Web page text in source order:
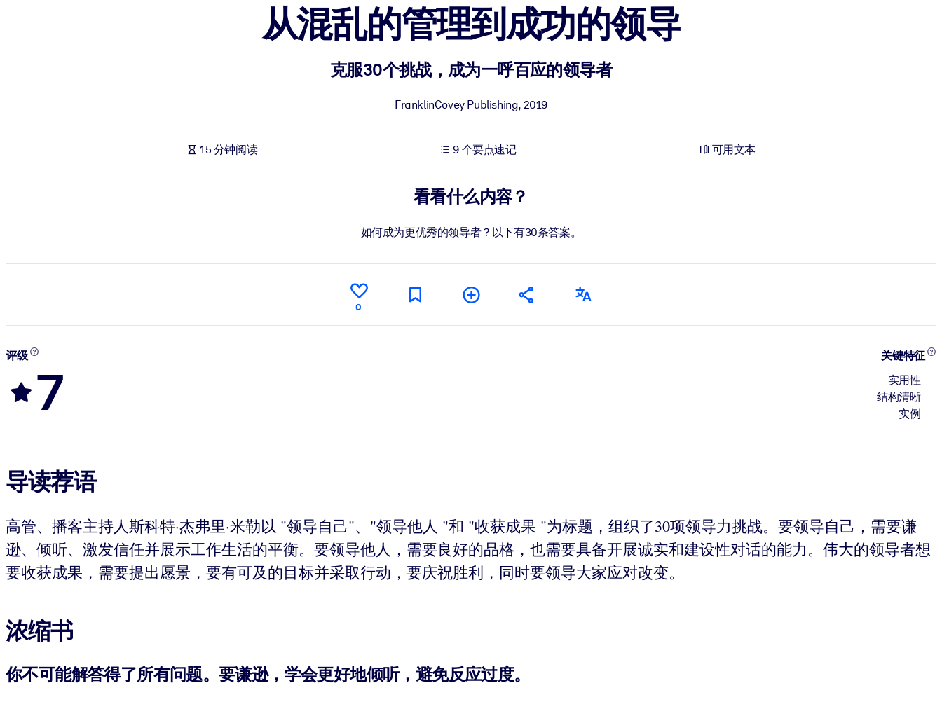
利用可靠、结构化的知识为您的人工智能系统提供动力，以改善输出结果。
从混乱的管理到成功的领导
克服30个挑战，成为一呼百应的领导者
FranklinCovey Publishing, 2019
15 分钟阅读 9 个要点速记 可用文本
看看什么内容？
如何成为更优秀的领导者？以下有30条答案。
0
评级
7
关键特征
实用性
结构清晰
实例
导读荐语
高管、播客主持人斯科特·杰弗里·米勒以 "领导自己"、"领导他人 "和 "收获成果 "为标题，组织了30项领导力挑战。要领导自己，需要谦
逊、倾听、激发信任并展示工作生活的平衡。要领导他人，需要良好的品格，也需要具备开展诚实和建设性对话的能力。伟大的领导者想
要收获成果，需要提出愿景，要有可及的目标并采取行动，要庆祝胜利，同时要领导大家应对改变。
浓缩书
你不可能解答得了所有问题。要谦逊，学会更好地倾听，避免反应过度。